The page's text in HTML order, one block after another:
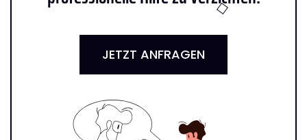
JETZT ANFRAGEN